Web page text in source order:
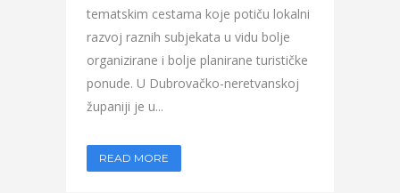
tematskim cestama koje potiču lokalni
razvoj raznih subjekata u vidu bolje
organizirane i bolje planirane turističke
ponude. U Dubrovačko-neretvanskoj
županiji je u...
READ MORE